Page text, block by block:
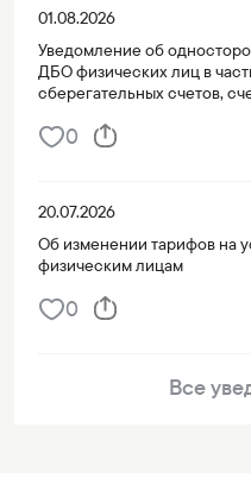
01.08.2026
Уведомление об
ДБО физических лиц в
сберегательных счетов,
0
20.07.2026
Об изменении тарифов на
физическим лицам
0
Все